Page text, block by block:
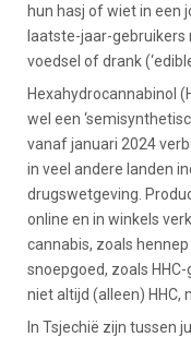
hun hasj of wiet in een
laatste-jaar-
voedsel of drank
Hexahydrocannabinol
wel een
vanaf januari 2024
in veel andere landen
drugswetgeving.
online en in winkels
cannabis, zoals
snoepgoed, zoals
niet altijd (alleen) HHC,
In Tsjechië zijn tussen